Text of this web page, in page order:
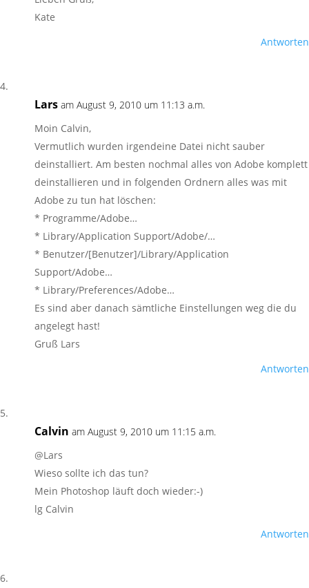
Kate
Antworten
Lars am August 9, 2010 um 11:13 a.m.
Moin Calvin,
Vermutlich wurden irgendeine Datei nicht sauber
deinstalliert. Am besten nochmal alles von Adobe komplett
deinstallieren und in folgenden Ordnern alles was mit
Adobe zu tun hat löschen:
* Programme/Adobe…
* Library/Application Support/Adobe/…
* Benutzer/[Benutzer]/Library/Application
Support/Adobe…
* Library/Preferences/Adobe…
Es sind aber danach sämtliche Einstellungen weg die du
angelegt hast!
Gruß Lars
Antworten
Calvin am August 9, 2010 um 11:15 a.m.
@Lars
Wieso sollte ich das tun?
Mein Photoshop läuft doch wieder:-)
lg Calvin
Antworten